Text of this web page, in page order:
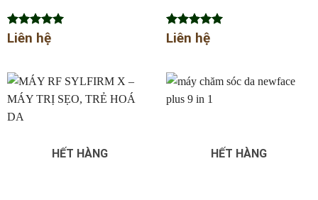
Được xếp
5.00
Liên hệ
Được xếp
5.00
Liên hệ
HẾT HÀNG HẾT HÀNG